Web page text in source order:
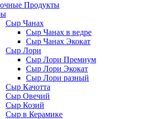
Продукты
Сыр Чанах
Сыр Чанах в ведре
Сыр Чанах Экокат
Сыр Лори
Сыр Лори Премиум
Сыр Лори Экокат
Сыр Лори разный
Сыр Качотта
Сыр Овечий
Сыр Козий
Сыр в Керамике